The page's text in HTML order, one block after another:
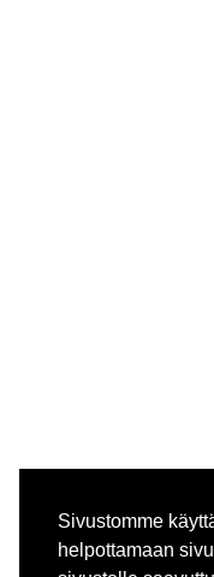
Sivustomme
helpottamaan